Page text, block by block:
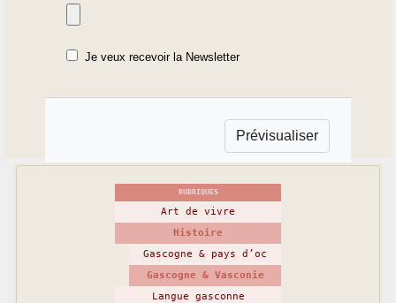
Je veux recevoir la Newsletter
RUBRIQUES
Art de vivre
Histoire
Gascogne & pays d’oc
Gascogne & Vasconie
Langue gasconne